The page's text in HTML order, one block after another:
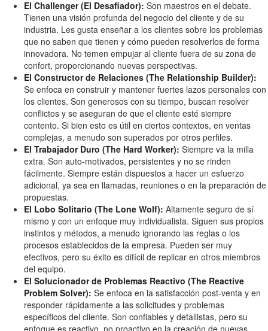
El Challenger (El Desafiador): Son maestros en el debate.
Tienen una visión profunda del negocio del cliente y de su
industria. Les gusta enseñar a los clientes sobre los problemas
que no saben que tienen y cómo pueden resolverlos de forma
innovadora. No temen empujar al cliente fuera de su zona de
confort, proporcionando nuevas perspectivas.
El Constructor de Relaciones (The Relationship Builder):
Se enfoca en construir y mantener fuertes lazos personales con
los clientes. Son generosos con su tiempo, buscan resolver
conflictos y se aseguran de que el cliente esté siempre
contento. Si bien esto es útil en ciertos contextos, en ventas
complejas, a menudo son superados por otros perfiles.
El Trabajador Duro (The Hard Worker): Siempre va la milla
extra. Son auto-motivados, persistentes y no se rinden
fácilmente. Siempre están dispuestos a hacer un esfuerzo
adicional, ya sea en llamadas, reuniones o en la preparación de
propuestas.
El Lobo Solitario (The Lone Wolf): Altamente seguro de sí
mismo y con un enfoque muy individualista. Siguen sus propios
instintos y métodos, a menudo ignorando las reglas o los
procesos establecidos de la empresa. Pueden ser muy
efectivos, pero su éxito es difícil de replicar en otros miembros
del equipo.
El Solucionador de Problemas Reactivo (The Reactive
Problem Solver): Se enfoca en la satisfacción post-venta y en
responder rápidamente a las solicitudes y problemas
específicos del cliente. Son confiables y detallistas, pero su